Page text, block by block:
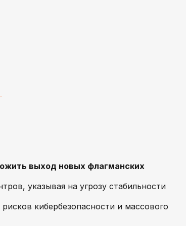
выход новых флагманских
указывая на угрозу стабильности
кибербезопасности и массового